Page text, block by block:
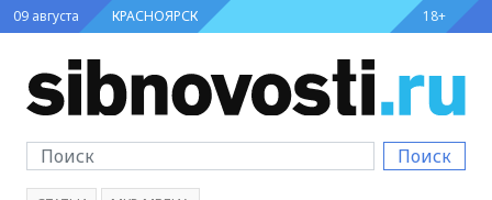
09 августа КРАСНОЯРСК 18+
Поиск